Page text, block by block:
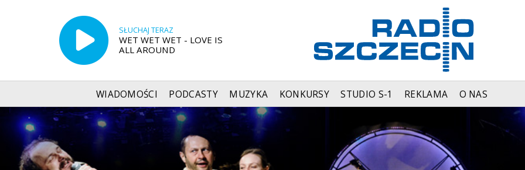
SŁUCHAJ TERAZ
WET WET WET - LOVE IS
ALL AROUND
WIADOMOŚCI PODCASTY MUZYKA KONKURSY STUDIO S-1 REKLAMA O NAS